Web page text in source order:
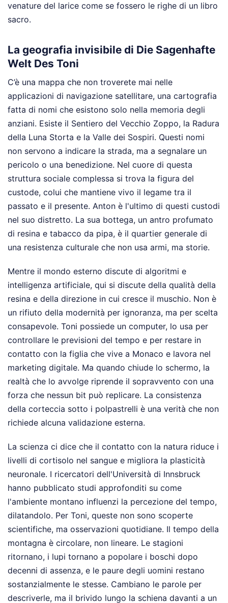
venature del larice come se fossero le righe di un libro
sacro.
La geografia invisibile di Die Sagenhafte
Welt Des Toni
C’è una mappa che non troverete mai nelle
applicazioni di navigazione satellitare, una cartografia
fatta di nomi che esistono solo nella memoria degli
anziani. Esiste il Sentiero del Vecchio Zoppo, la Radura
della Luna Storta e la Valle dei Sospiri. Questi nomi
non servono a indicare la strada, ma a segnalare un
pericolo o una benedizione. Nel cuore di questa
struttura sociale complessa si trova la figura del
custode, colui che mantiene vivo il legame tra il
passato e il presente. Anton è l'ultimo di questi custodi
nel suo distretto. La sua bottega, un antro profumato
di resina e tabacco da pipa, è il quartier generale di
una resistenza culturale che non usa armi, ma storie.
Mentre il mondo esterno discute di algoritmi e
intelligenza artificiale, qui si discute della qualità della
resina e della direzione in cui cresce il muschio. Non è
un rifiuto della modernità per ignoranza, ma per scelta
consapevole. Toni possiede un computer, lo usa per
controllare le previsioni del tempo e per restare in
contatto con la figlia che vive a Monaco e lavora nel
marketing digitale. Ma quando chiude lo schermo, la
realtà che lo avvolge riprende il sopravvento con una
forza che nessun bit può replicare. La consistenza
della corteccia sotto i polpastrelli è una verità che non
richiede alcuna validazione esterna.
La scienza ci dice che il contatto con la natura riduce i
livelli di cortisolo nel sangue e migliora la plasticità
neuronale. I ricercatori dell'Università di Innsbruck
hanno pubblicato studi approfonditi su come
l'ambiente montano influenzi la percezione del tempo,
dilatandolo. Per Toni, queste non sono scoperte
scientifiche, ma osservazioni quotidiane. Il tempo della
montagna è circolare, non lineare. Le stagioni
ritornano, i lupi tornano a popolare i boschi dopo
decenni di assenza, e le paure degli uomini restano
sostanzialmente le stesse. Cambiano le parole per
descriverle, ma il brivido lungo la schiena davanti a un